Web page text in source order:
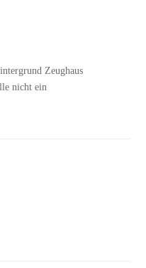
Zeughaus
nicht ein